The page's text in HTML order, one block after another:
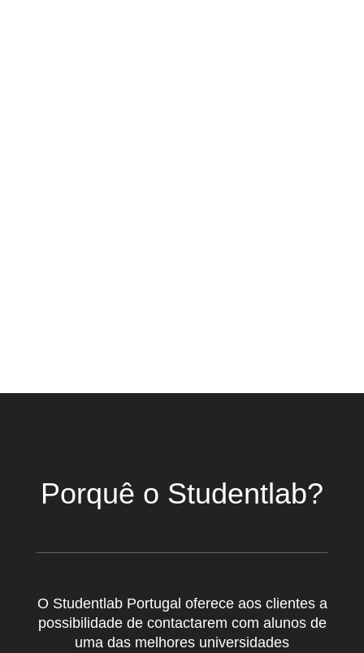
Porquê o Studentlab?
O Studentlab Portugal oferece aos clientes a
possibilidade de contactarem com alunos de
uma das melhores universidades